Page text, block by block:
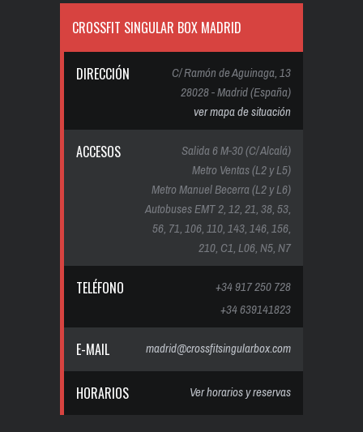
CROSSFIT SINGULAR BOX MADRID
DIRECCIÓN
C/ Ramón de Aguinaga, 13
28028 - Madrid (España)
ver mapa de situación
ACCESOS
Salida 6 M-30 (C/ Alcalá)
Metro Ventas (L2 y L5)
Metro Manuel Becerra (L2 y L6)
Autobuses EMT 2, 12, 21, 38, 53,
56, 71, 106, 110, 143, 146, 156,
210, C1, L06, N5, N7
TELÉFONO
+34 917 250 728
+34 639141823
E-MAIL madrid@crossfitsingularbox.com
HORARIOS Ver horarios y reservas